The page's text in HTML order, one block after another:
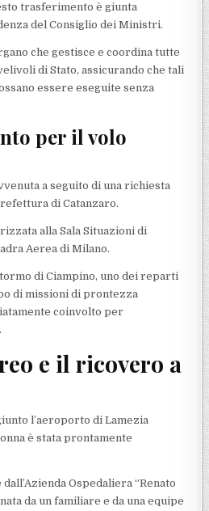
trasferimento è giunta
del Consiglio dei Ministri.
che gestisce e coordina tutte
di Stato, assicurando che tali
essere eseguite senza
per il volo
a seguito di una richiesta
di Catanzaro.
alla Sala Situazioni di
Aerea di Milano.
di Ciampino, uno dei reparti
di missioni di prontezza
coinvolto per
e il ricovero a
l’aeroporto di Lamezia
è stata prontamente
Ospedaliera “Renato
da un familiare e da una equipe